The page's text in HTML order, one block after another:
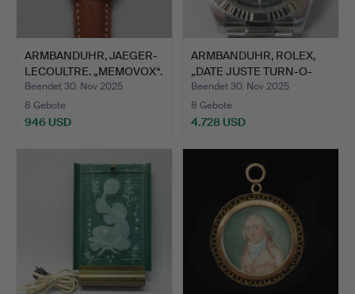
ARMBANDUHR, JAEGER-
LECOULTRE. „MEMOVOX“.
Beendet 30. Nov 2025
8 Gebote
946 USD
ARMBANDUHR, ROLEX,
„DATE JUSTE TURN-O-
GRAP…
Beendet 30. Nov 2025
8 Gebote
4.728 USD